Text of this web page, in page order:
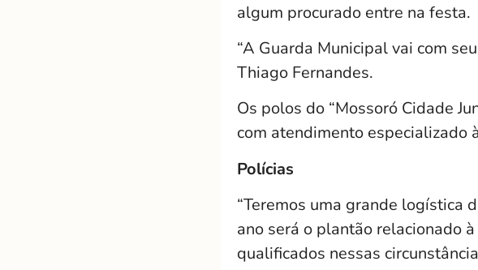
algum procurado entre na festa.
“A Guarda Municipal vai com
Thiago Fernandes.
Os polos do “Mossoró Cidade
com atendimento especializado
Polícias
“Teremos uma grande logística
ano será o plantão relacionado
qualificados nessas